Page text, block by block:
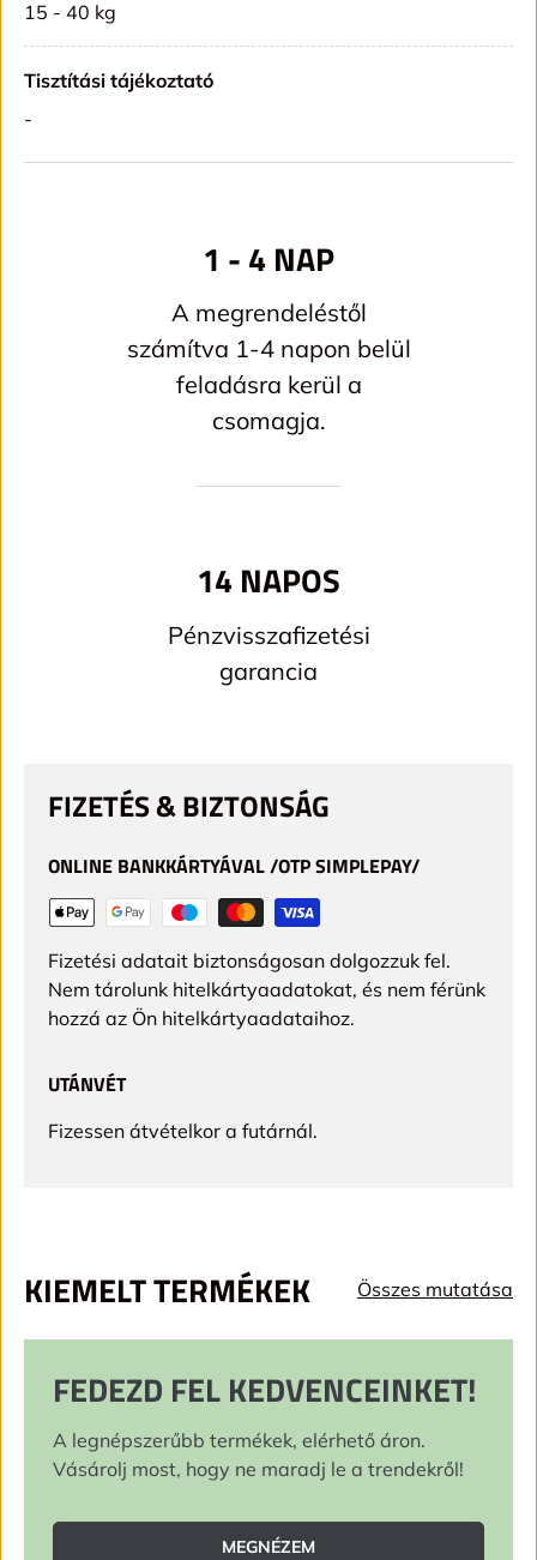
15 - 40 kg
Tisztítási tájékoztató
-
1 - 4 NAP
A megrendeléstől
számítva 1-4 napon belül
feladásra kerül a
csomagja.
14 NAPOS
Pénzvisszafizetési
garancia
FIZETÉS & BIZTONSÁG
ONLINE BANKKÁRTYÁVAL /OTP SIMPLEPAY/
Fizetési adatait biztonságosan dolgozzuk fel.
Nem tárolunk hitelkártyaadatokat, és nem férünk
hozzá az Ön hitelkártyaadataihoz.
UTÁNVÉT
Fizessen átvételkor a futárnál.
KIEMELT TERMÉKEK Összes mutatása
FEDEZD FEL KEDVENCEINKET!
A legnépszerűbb termékek, elérhető áron.
Vásárolj most, hogy ne maradj le a trendekről!
MEGNÉZEM